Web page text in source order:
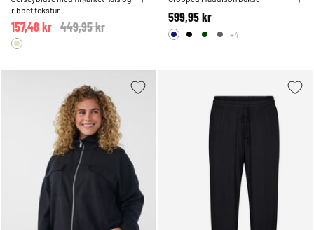
ribbet tekstur
Price reduced from
449,95 kr
157,48 kr
599,95 kr
+4